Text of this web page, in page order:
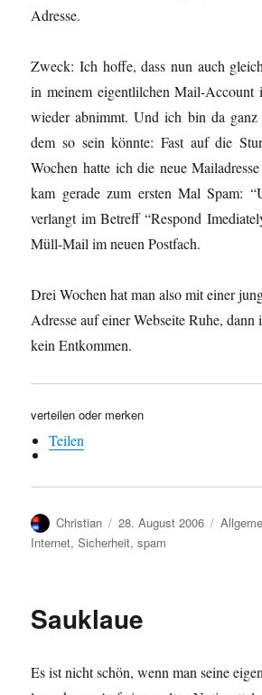
Adresse.
Zweck: Ich hoffe, dass nun auch
in meinem eigentlilchen Mail-Account
wieder abnimmt. Und ich bin da ganz
dem so sein könnte: Fast auf die
Wochen hatte ich die neue
kam gerade zum ersten Mal Spam:
verlangt im Betreff “Respond
Müll-Mail im neuen Postfach.
Drei Wochen hat man also mit einer
Adresse auf einer Webseite Ruhe, dann
kein Entkommen.
verteilen oder merken
Teilen
Autor
Christian
Veröffentlicht
am
28. August 2006
Internet,Sicherheit,spam
Sauklaue
Es ist nicht schön, wenn man seine